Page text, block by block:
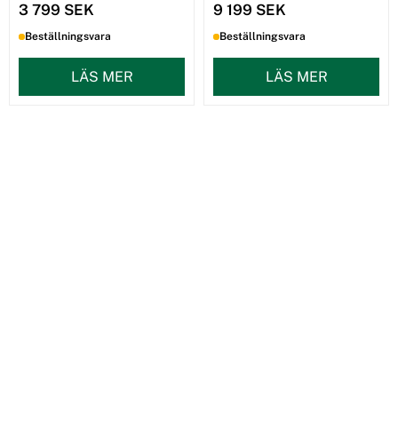
3 799 SEK
Beställningsvara
LÄS MER
9 199 SEK
Beställningsvara
LÄS MER